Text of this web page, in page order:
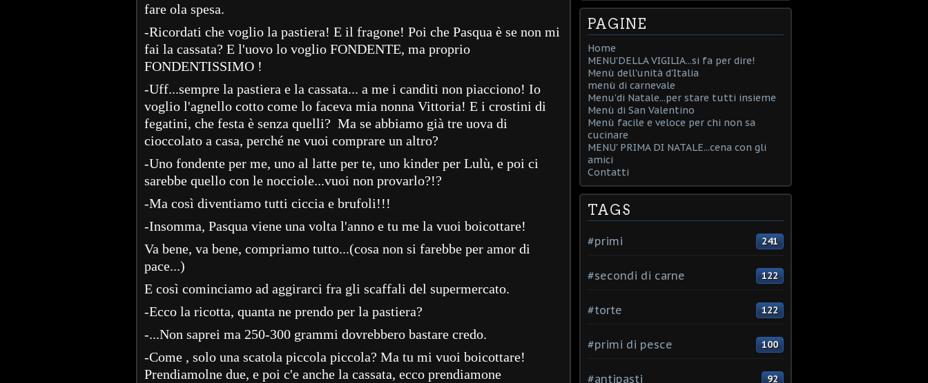
fare ola spesa.
-Ricordati che voglio la pastiera! E il fragone! Poi che Pasqua è se non mi
fai la cassata? E l'uovo lo voglio FONDENTE, ma proprio
FONDENTISSIMO !
-Uff...sempre la pastiera e la cassata... a me i canditi non piacciono! Io
voglio l'agnello cotto come lo faceva mia nonna Vittoria! E i crostini di
fegatini, che festa è senza quelli? Ma se abbiamo già tre uova di
cioccolato a casa, perché ne vuoi comprare un altro?
-Uno fondente per me, uno al latte per te, uno kinder per Lulù, e poi ci
sarebbe quello con le nocciole...vuoi non provarlo?!?
-Ma così diventiamo tutti ciccia e brufoli!!!
-Insomma, Pasqua viene una volta l'anno e tu me la vuoi boicottare!
Va bene, va bene, compriamo tutto...(cosa non si farebbe per amor di
pace...)
E così cominciamo ad aggirarci fra gli scaffali del supermercato.
-Ecco la ricotta, quanta ne prendo per la pastiera?
-...Non saprei ma 250-300 grammi dovrebbero bastare credo.
-Come , solo una scatola piccola piccola? Ma tu mi vuoi boicottare!
Prendiamolne due, e poi c'e anche la cassata, ecco prendiamone
PAGINE
Home
MENU'DELLA VIGILIA...si fa per dire!
Menù dell'unità d'Italia
menù di carnevale
Menu'di Natale...per stare tutti insieme
Menù di San Valentino
Menù facile e veloce per chi non sa
cucinare
MENU' PRIMA DI NATALE...cena con gli
amici
Contatti
TAGS
#primi 241
#secondi di carne 122
#torte 122
#primi di pesce 100
#antipasti 92